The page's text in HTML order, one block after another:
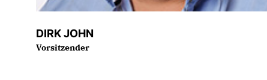
DIRK JOHN
Vorsitzender